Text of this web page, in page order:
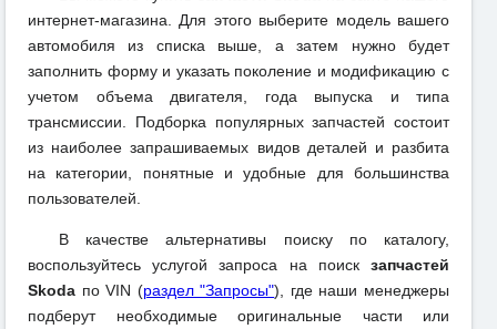
интернет-магазина. Для этого выберите модель вашего
автомобиля из списка выше, а затем нужно будет
заполнить форму и указать поколение и модификацию с
учетом объема двигателя, года выпуска и типа
трансмиссии. Подборка популярных запчастей состоит
из наиболее запрашиваемых видов деталей и разбита
на категории, понятные и удобные для большинства
пользователей.
В качестве альтернативы поиску по каталогу,
воспользуйтесь услугой запроса на поиск запчастей
Skoda по VIN (раздел "Запросы"), где наши менеджеры
подберут необходимые оригинальные части или